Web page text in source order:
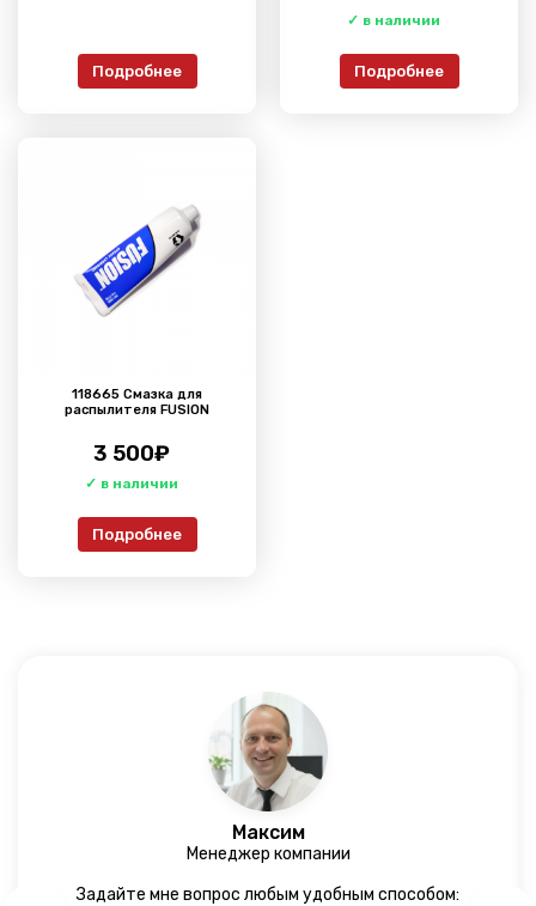
Подробнее Подробнее
118665 Смазка для
распылителя FUSION
3 500₽
Подробнее
Максим
Менеджер компании
Задайте мне вопрос любым удобным способом: